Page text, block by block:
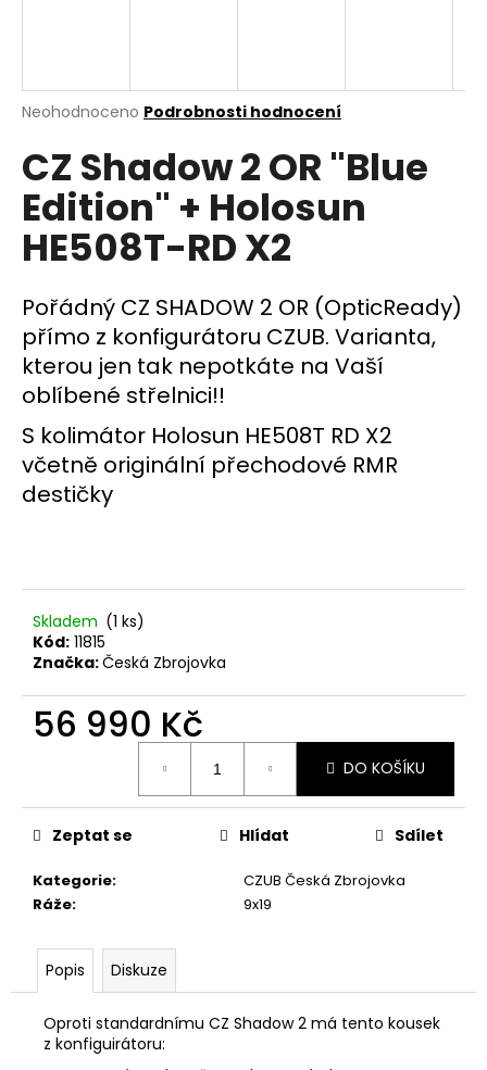
Průměrné
produktu
je
0,0
5
hvězdiček.
Neohodnoceno Podrobnosti hodnocení
CZ Shadow 2 OR "Blue
Edition" + Holosun
HE508T-RD X2
Pořádný CZ SHADOW 2 OR (OpticReady)
přímo z konfigurátoru CZUB. Varianta,
kterou jen tak nepotkáte na Vaší
oblíbené střelnici!!
S kolimátor Holosun HE508T RD X2
včetně originální přechodové RMR
destičky
Skladem (1 ks)
Kód: 11815
Značka:Česká Zbrojovka
56 990 Kč
DO KOŠÍKU
Kategorie:
CZUB Česká Zbrojovka
Ráže: 9x19
Zeptat se Hlídat Sdílet
Popis Diskuze
Oproti standardnímu CZ Shadow 2 má tento kousek
z konfiguirátoru:
í
t
HLEDAT
D
o
p
r
u
č
m
e
MAUSER
PLETENÁ
ČEPICE
650